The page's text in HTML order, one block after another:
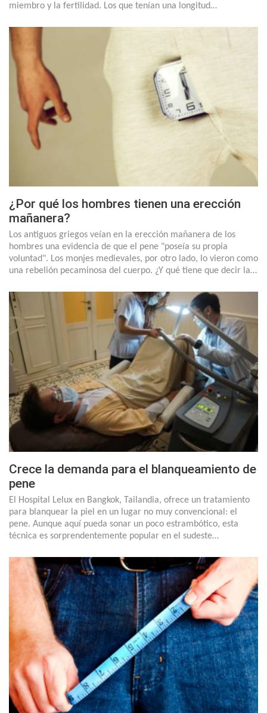
miembro y la fertilidad. Los que tenían una longitud…
¿Por qué los hombres tienen una erección
mañanera?
Los antiguos griegos veían en la erección mañanera de los
hombres una evidencia de que el pene "poseía su propia
voluntad". Los monjes medievales, por otro lado, lo vieron como
una rebelión pecaminosa del cuerpo. ¿Y qué tiene que decir la…
Crece la demanda para el blanqueamiento de
pene
El Hospital Lelux en Bangkok, Tailandia, ofrece un tratamiento
para blanquear la piel en un lugar no muy convencional: el
pene. Aunque aquí pueda sonar un poco estrambótico, esta
técnica es sorprendentemente popular en el sudeste…